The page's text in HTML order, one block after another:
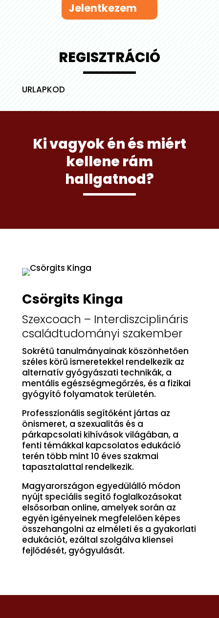
Jelentkezem
REGISZTRÁCIÓ
URLAPKOD
Ki vagyok én és miért
kellene rám
hallgatnod?
Csörgits Kinga
Szexcoach – Interdiszciplináris
családtudományi szakember
Sokrétű tanulmányainak köszönhetően
széles körű ismeretekkel rendelkezik az
alternatív gyógyászati technikák, a
mentális egészségmegőrzés, és a fizikai
gyógyító folyamatok területén.
Professzionális segítőként jártas az
önismeret, a szexualitás és a
párkapcsolati kihívások világában, a
fenti témákkal kapcsolatos edukáció
terén több mint 10 éves szakmai
tapasztalattal rendelkezik.
Magyarországon egyedülálló módon
nyújt speciális segítő foglalkozásokat
elsősorban online, amelyek során az
egyén igényeinek megfelelően képes
összehangolni az elméleti és a gyakorlati
edukációt, ezáltal szolgálva kliensei
fejlődését, gyógyulását.